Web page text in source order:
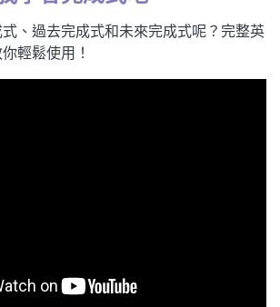
、過去完成式和未來完成式呢？完整英
輕鬆使用！